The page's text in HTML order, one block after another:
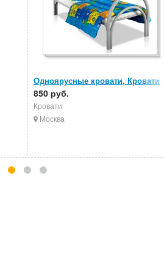
Одноярусные кровати, Кровати
металлические, Кровати в
больницы
850 руб.
Кровати
Москва